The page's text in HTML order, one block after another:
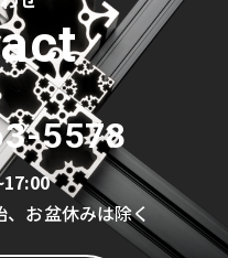
5578
お盆休みは除く